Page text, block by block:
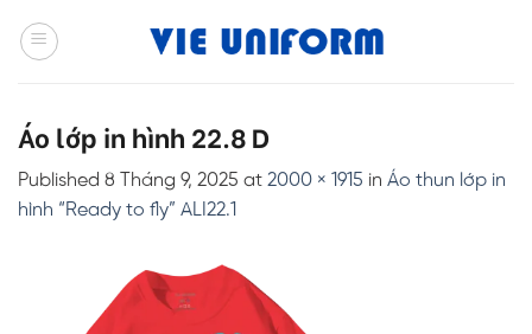
Áo lớp in hình 22.8 D
Published 8 Tháng 9, 2025 at 2000 × 1915 in Áo thun lớp in
hình “Ready to fly” ALI22.1